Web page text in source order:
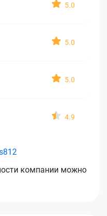
5.0
5.0
5.0
4.9
компании можно